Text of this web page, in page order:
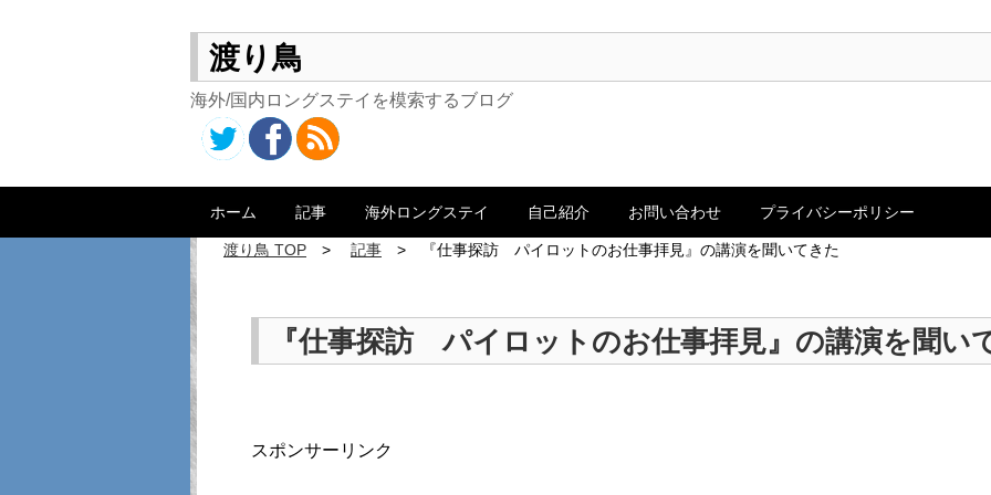
渡り鳥
海外/国内ロングステイを模索するブログ
ホーム 記事 海外ロングステイ 自己紹介 お問い合わせ プライバシーポリシー
渡り鳥 TOP 記事 『仕事探訪 パイロットのお仕事拝見』の講演を聞いてきた
『仕事探訪 パイロットのお仕事拝見』の講演を聞い
スポンサーリンク